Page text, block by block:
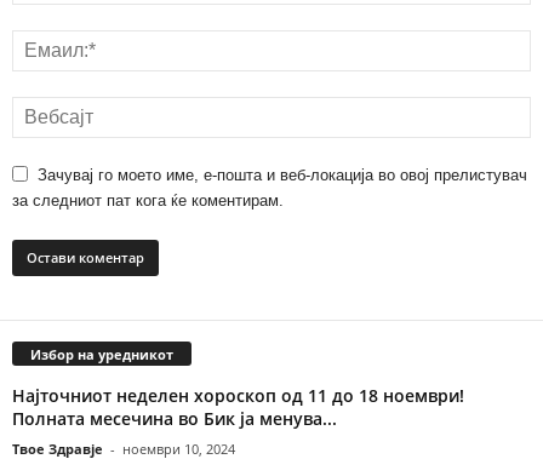
Зачувај го моето име, е-пошта и веб-локација во овој прелистувач
за следниот пат кога ќе коментирам.
Избор на уредникот
Најточниот неделен хороскоп од 11 до 18 ноември!
Полната месечина во Бик ја менува...
Твое Здравје - ноември 10, 2024